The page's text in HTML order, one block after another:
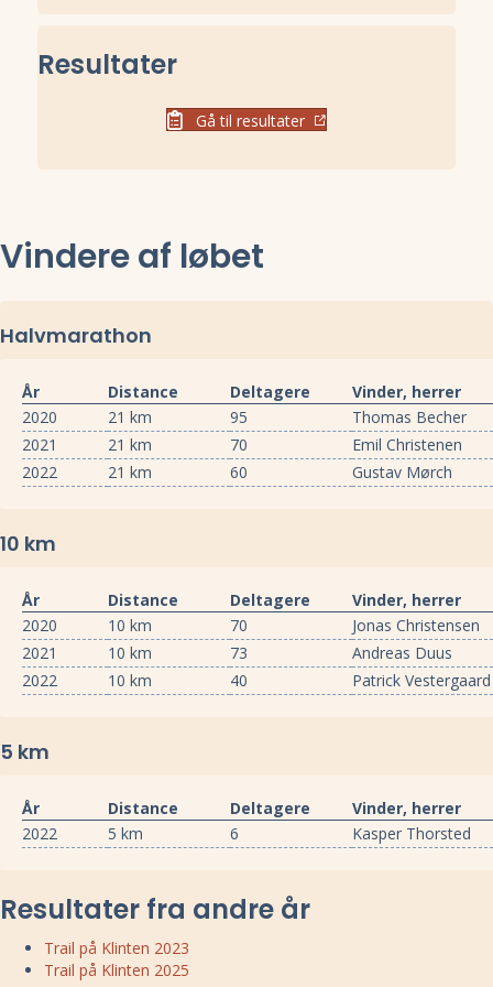
Resultater
Gå til resultater
Vindere af løbet
Halvmarathon
År Distance Deltagere
Vinder, herrer
2020
21 km 95
Thomas Becher
2021
21 km 70
Emil Christenen
2022
21 km 60 Gustav Mørch
10 km
År Distance Deltagere
Vinder, herrer
2020
10 km 70
Jonas Christensen
2021
10 km 73
Andreas Duus
2022
10 km 40 Patrick Vestergaard
5 km
År Distance Deltagere
Vinder, herrer
2022
5 km 6 Kasper Thorsted
Resultater fra andre år
Trail på Klinten 2023
Trail på Klinten 2025